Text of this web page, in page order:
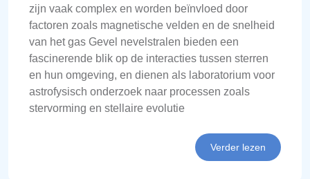
zijn vaak complex en worden beïnvloed door
factoren zoals magnetische velden en de snelheid
van het gas Gevel nevelstralen bieden een
fascinerende blik op de interacties tussen sterren
en hun omgeving, en dienen als laboratorium voor
astrofysisch onderzoek naar processen zoals
stervorming en stellaire evolutie
Verder lezen